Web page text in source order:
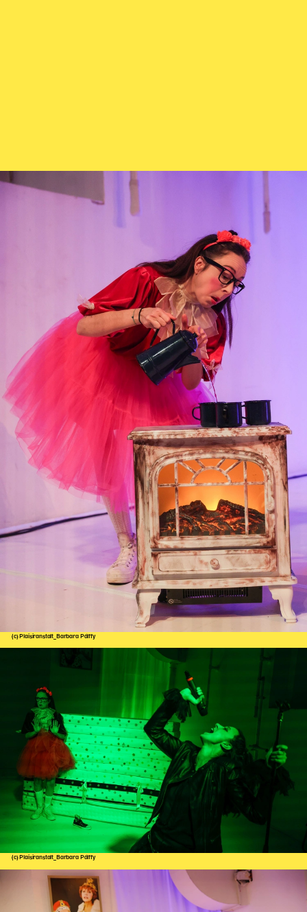
SUCHE
(c) Plaisiranstalt_Barbara Pálffy
(c) Plaisiranstalt_Barbara Pálffy